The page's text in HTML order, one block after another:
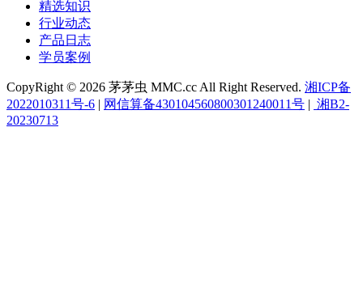
精选知识
行业动态
产品日志
学员案例
CopyRight © 2026 茅茅虫 MMC.cc All Right Reserved. 湘ICP备
2022010311号-6 | 网信算备430104560800301240011号 | 湘B2-
20230713